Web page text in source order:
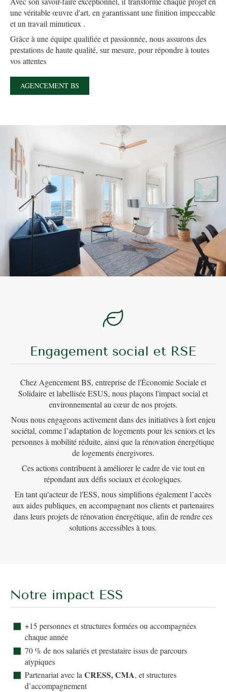
une véritable œuvre d'art, en garantissant une finition impeccable
et un travail minutieux .
Grâce à une équipe qualifiée et passionnée, nous assurons des
prestations de haute qualité, sur mesure, pour répondre à toutes
vos attentes
AGENCEMENT BS
Engagement social et RSE
Chez Agencement BS, entreprise de l'Économie Sociale et
Solidaire et labellisée ESUS, nous plaçons l'impact social et
environnemental au cœur de nos projets.
Nous nous engageons activement dans des initiatives à fort enjeu
sociétal, comme l’adaptation de logements pour les seniors et les
personnes à mobilité réduite, ainsi que la rénovation énergétique
de logements énergivores.
Ces actions contribuent à améliorer le cadre de vie tout en
répondant aux défis sociaux et écologiques.
En tant qu'acteur de l'ESS, nous simplifions également l’accès
aux aides publiques, en accompagnant nos clients et partenaires
dans leurs projets de rénovation énergétique, afin de rendre ces
solutions accessibles à tous.
Notre impact ESS
+15 personnes et structures formées ou accompagnées
chaque année
70 % de nos salariés et prestataire issus de parcours
atypiques
Partenariat avec laCRESS, CMA, et structures
d’accompagnement